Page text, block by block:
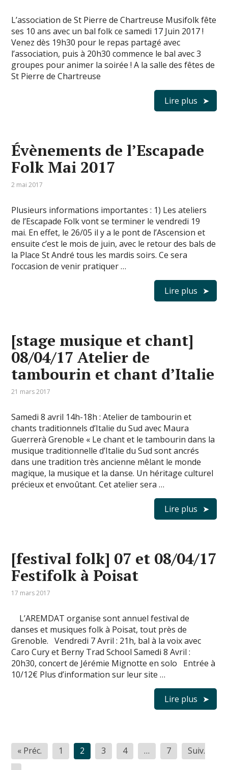
L’association de St Pierre de Chartreuse Musifolk fête
ses 10 ans avec un bal folk ce samedi 17 Juin 2017 !
Venez dès 19h30 pour le repas partagé avec
l’association, puis à 20h30 commence le bal avec 3
groupes pour animer la soirée ! A la salle des fêtes de
St Pierre de Chartreuse
Lire plus
Évènements de l’Escapade
Folk Mai 2017
2 mai 2017
Plusieurs informations importantes : 1) Les ateliers
de l’Escapade Folk vont se terminer le vendredi 19
mai. En effet, le 26/05 il y a le pont de l’Ascension et
ensuite c’est le mois de juin, avec le retour des bals de
la Place St André tous les mardis soirs. Ce sera
l’occasion de venir pratiquer …
Lire plus
[stage musique et chant]
08/04/17 Atelier de
tambourin et chant d’Italie
21 mars 2017
Samedi 8 avril 14h-18h : Atelier de tambourin et
chants traditionnels d’Italie du Sud avec Maura
Guerrerà Grenoble « Le chant et le tambourin dans la
musique traditionnelle d’Italie du Sud sont ancrés
dans une tradition très ancienne mêlant le monde
magique, la musique et la danse. Un héritage culturel
précieux et envoûtant. Cet atelier sera …
Lire plus
[festival folk] 07 et 08/04/17
Festifolk à Poisat
17 mars 2017
L’AREMDAT organise sont annuel festival de
danses et musiques folk à Poisat, tout près de
Grenoble. Vendredi 7 Avril : 21h, bal à la voix avec
Caro Cury et Berny Trad School Samedi 8 Avril :
20h30, concert de Jérémie Mignotte en solo Entrée à
10/12€ Plus d’information sur leur site …
Lire plus
Pagination
des
« Préc. 1 2 3 4 … 7
Suiv.